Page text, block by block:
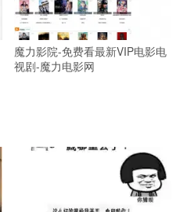
魔力影院-免费看最新VIP电影电
视剧-魔力电影网